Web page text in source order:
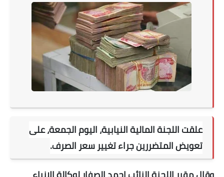
علقت اللجنة المالية النيابية، اليوم الجمعة، على
تعويض المتضررين جراء تغيير سعر الصرف.